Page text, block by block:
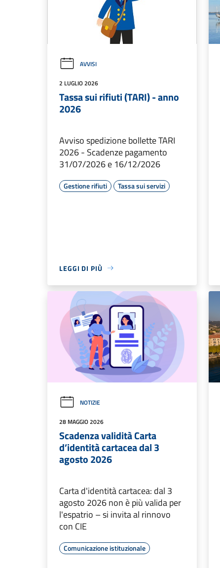
AVVISI
2 LUGLIO 2026
Tassa sui rifiuti (TARI) - anno
2026
Avviso spedizione bollette TARI
2026 - Scadenze pagamento
31/07/2026 e 16/12/2026
Gestione rifiuti Tassa sui servizi
LEGGI DI PIÙ
NOTIZIE
28 MAGGIO 2026
Scadenza validità Carta
d’identità cartacea dal 3
agosto 2026
Carta d'identità cartacea: dal 3
agosto 2026 non è più valida per
l'espatrio – si invita al rinnovo
con CIE
Comunicazione istituzionale